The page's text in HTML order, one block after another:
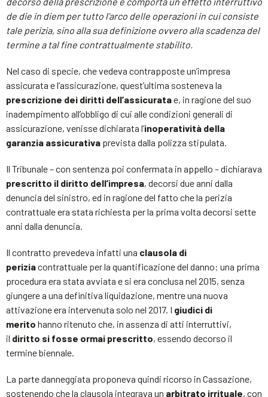
de die in diem per tutto l’arco delle operazioni in cui consiste
tale perizia, sino alla sua definizione ovvero alla scadenza del
termine a tal fine contrattualmente stabilito.
Nel caso di specie, che vedeva contrapposte un’impresa
assicurata e l’assicurazione, quest’ultima sosteneva la
prescrizione dei diritti dell’assicuratae, in ragione del suo
inadempimento all’obbligo di cui alle condizioni generali di
assicurazione, venisse dichiarata l’inoperatività della
garanzia assicurativa prevista dalla polizza stipulata.
Il Tribunale – con sentenza poi confermata in appello – dichiarava
prescritto il diritto dell’impresa, decorsi due anni dalla
denuncia del sinistro, ed in ragione del fatto che la perizia
contrattuale era stata richiesta per la prima volta decorsi sette
anni dalla denuncia.
Il contratto prevedeva infatti una clausola di
periziacontrattuale per la quantificazione del danno: una prima
procedura era stata avviata e si era conclusa nel 2015, senza
giungere a una definitiva liquidazione, mentre una nuova
attivazione era intervenuta solo nel 2017. I giudici di
merito hanno ritenuto che, in assenza di atti interruttivi,
il diritto si fosse ormai prescritto, essendo decorso il
termine biennale.
La parte danneggiata proponeva quindi ricorso in Cassazione,
sostenendo che la clausola integrava un arbitrato irrituale, con